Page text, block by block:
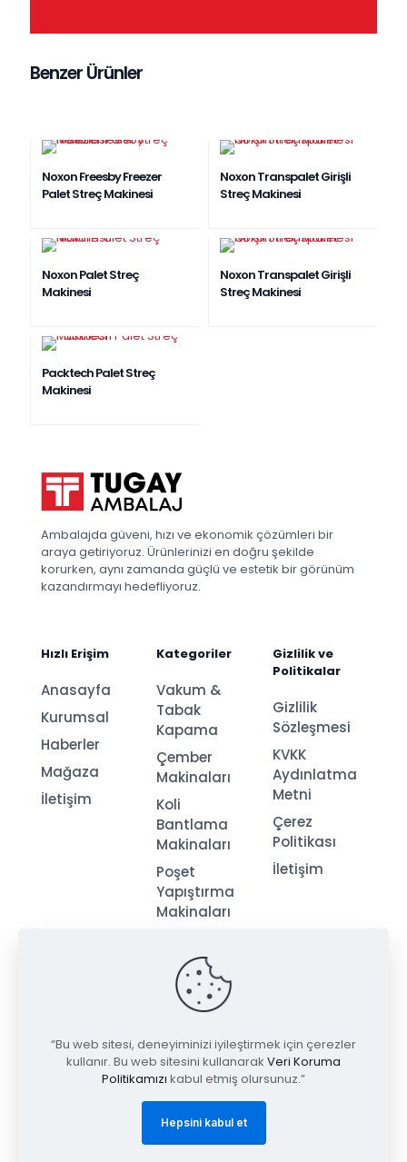
Benzer Ürünler
Noxon Freesby Freezer
Palet Streç Makinesi
Noxon Transpalet Girişli
Streç Makinesi
Noxon Palet Streç
Makinesi
Noxon Transpalet Girişli
Streç Makinesi
Packtech Palet Streç
Makinesi
Ambalajda güveni, hızı ve ekonomik çözümleri bir
araya getiriyoruz. Ürünlerinizi en doğru şekilde
korurken, aynı zamanda güçlü ve estetik bir görünüm
kazandırmayı hedefliyoruz.
Hızlı Erişim
Anasayfa
Kurumsal
Haberler
Mağaza
İletişim
Kategoriler
Vakum &
Tabak
Kapama
Çember
Makinaları
Koli
Bantlama
Makinaları
Poşet
Yapıştırma
Makinaları
Makinaları
Gizlilik ve
Politikalar
Gizlilik
Sözleşmesi
KVKK
Aydınlatma
Metni
Çerez
Politikası
İletişim
Tugay Ambalaj| Tüm Hakları Saklıdır.
“Bu web sitesi, deneyiminizi iyileştirmek için çerezler
kullanır. Bu web sitesini kullanarak Veri Koruma
Politikamızı kabul etmiş olursunuz.”
Hepsini kabul et